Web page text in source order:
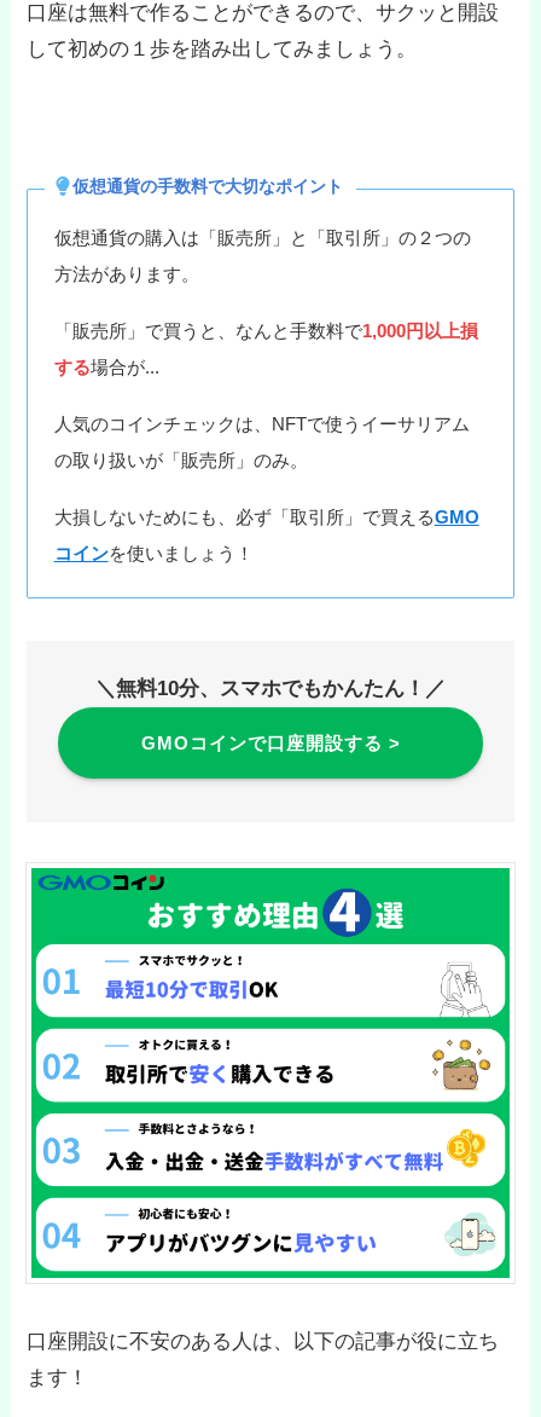
口座は無料で作ることができるので、サクッと開設
して初めの１歩を踏み出してみましょう。
仮想通貨の手数料で大切なポイント
仮想通貨の購入は「販売所」と「取引所」の２つの
方法があります。
「販売所」で買うと、なんと手数料で1,000円以上損
する場合が...
人気のコインチェックは、NFTで使うイーサリアム
の取り扱いが「販売所」のみ。
大損しないためにも、必ず「取引所」で買えるGMO
コインを使いましょう！
＼無料10分、スマホでもかんたん！／
GMOコインで口座開設する >
口座開設に不安のある人は、以下の記事が役に立ち
ます！